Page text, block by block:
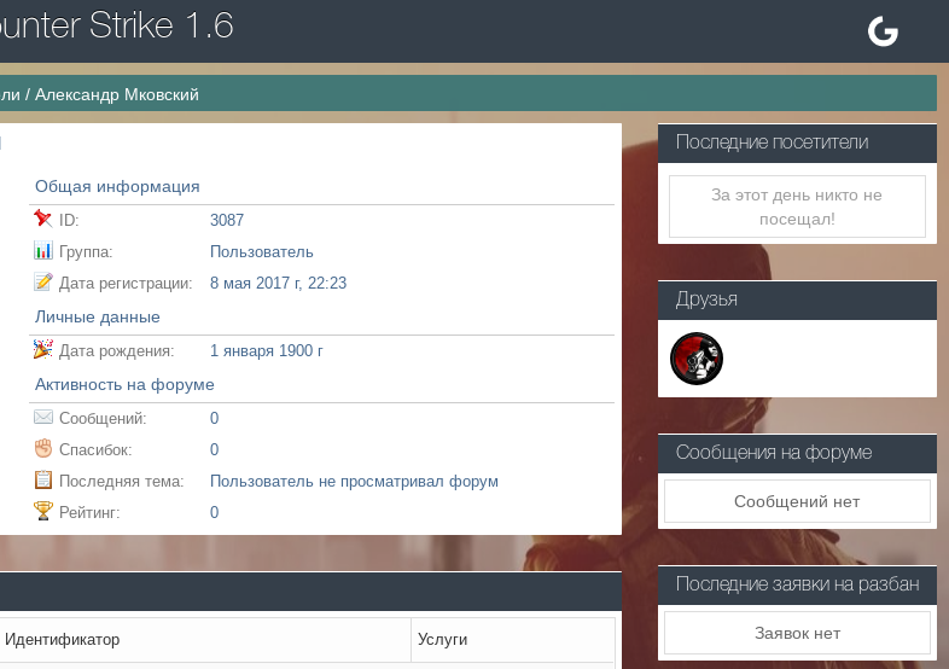
Strike 1.6
/Александр Мковский
Общая информация
ID:
3087
Группа:
Пользователь
Дата регистрации:
8 мая 2017 г, 22:23
Личные данные
Дата рождения: 1 января 1900 г
Активность на форуме
Сообщений:
0
Спасибок:
0
Последняя тема:
Пользователь не просматривал форум
Рейтинг:
0
Идентификатор Услуги
Последние посетители
За этот день никто не
посещал!
Друзья
Сообщения на форуме
Сообщений нет
Последние заявки на разбан
Заявок нет